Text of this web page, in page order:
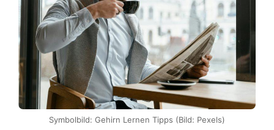
Symbolbild: Gehirn Lernen Tipps (Bild: Pexels)